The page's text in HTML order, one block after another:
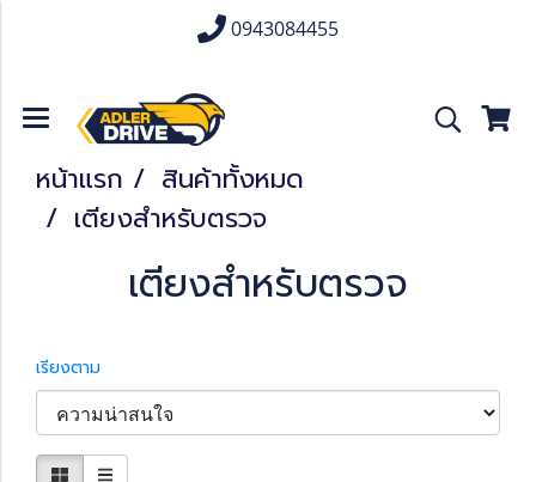
0943084455
หน้าแรก
สินค้าทั้งหมด
เตียงสำหรับตรวจ
เตียงสำหรับตรวจ
เรียงตาม